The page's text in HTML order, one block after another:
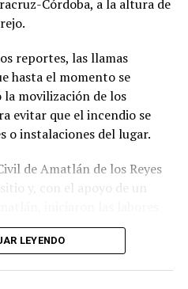
exuniformados por delitos
de droga y el
Córdoba, a la altura de
reportes, las llamas
hasta el momento se
la movilización de los
evitar que el incendio se
o instalaciones del lugar.
de Amatlán de los Reyes
y, con el apoyo de un
controlar la emergencia
LEYENDO